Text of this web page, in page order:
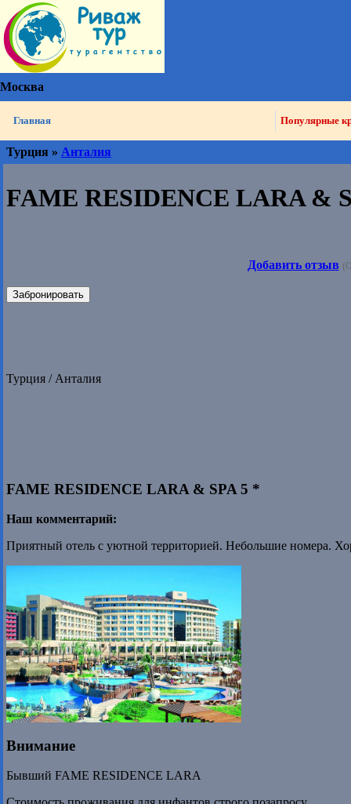
Москва
Главная Популярные
Турция » Анталия
FAME RESIDENCE LARA &
Добавить отзыв
Забронировать
Турция / Анталия
FAME RESIDENCE LARA & SPA 5 *
Наш комментарий:
Приятный отель с уютной территорией. Небольшие номера.
Внимание
Бывший FAME RESIDENCE LARA